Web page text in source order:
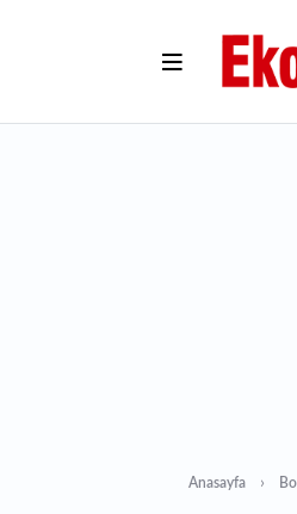
Anasayfa